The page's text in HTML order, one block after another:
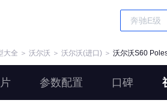
大全 ＞ 沃尔沃 ＞ 沃尔沃(进口) ＞ 沃尔沃S60
参数配置 口碑